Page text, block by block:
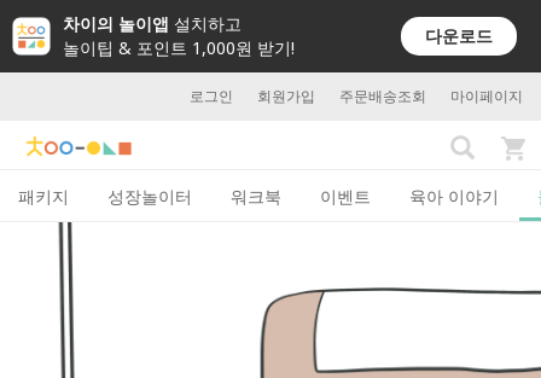
차이의 놀이앱 설치하고
놀이팁 & 포인트 1,000원 받기!
다운로드
로그인 회원가입 주문배송조회 마이페이지
패키지 성장놀이터 워크북 이벤트 육아 이야기